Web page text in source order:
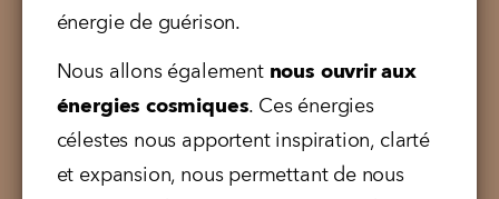
énergie de guérison.
Nous allons également nous ouvrir aux
énergies cosmiques. Ces énergies
célestes nous apportent inspiration, clarté
et expansion, nous permettant de nous